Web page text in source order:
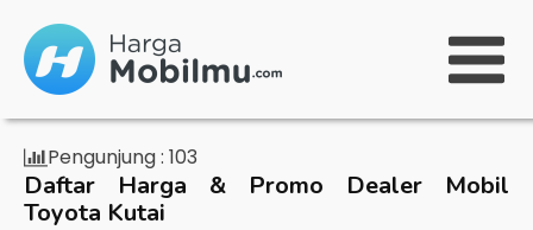
Pengunjung : 103
Daftar Harga & Promo Dealer Mobil
Toyota Kutai